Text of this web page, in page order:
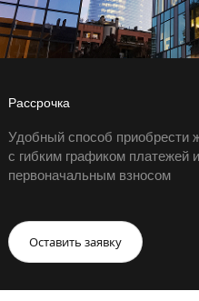
Рассрочка
Удобный способ приобрести
с гибким графиком платежей
первоначальным взносом
Оставить заявку